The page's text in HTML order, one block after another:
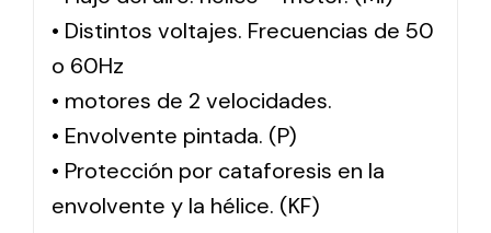
• Distintos voltajes. Frecuencias de 50
o 60Hz
• motores de 2 velocidades.
• Envolvente pintada. (P)
• Protección por cataforesis en la
envolvente y la hélice. (KF)